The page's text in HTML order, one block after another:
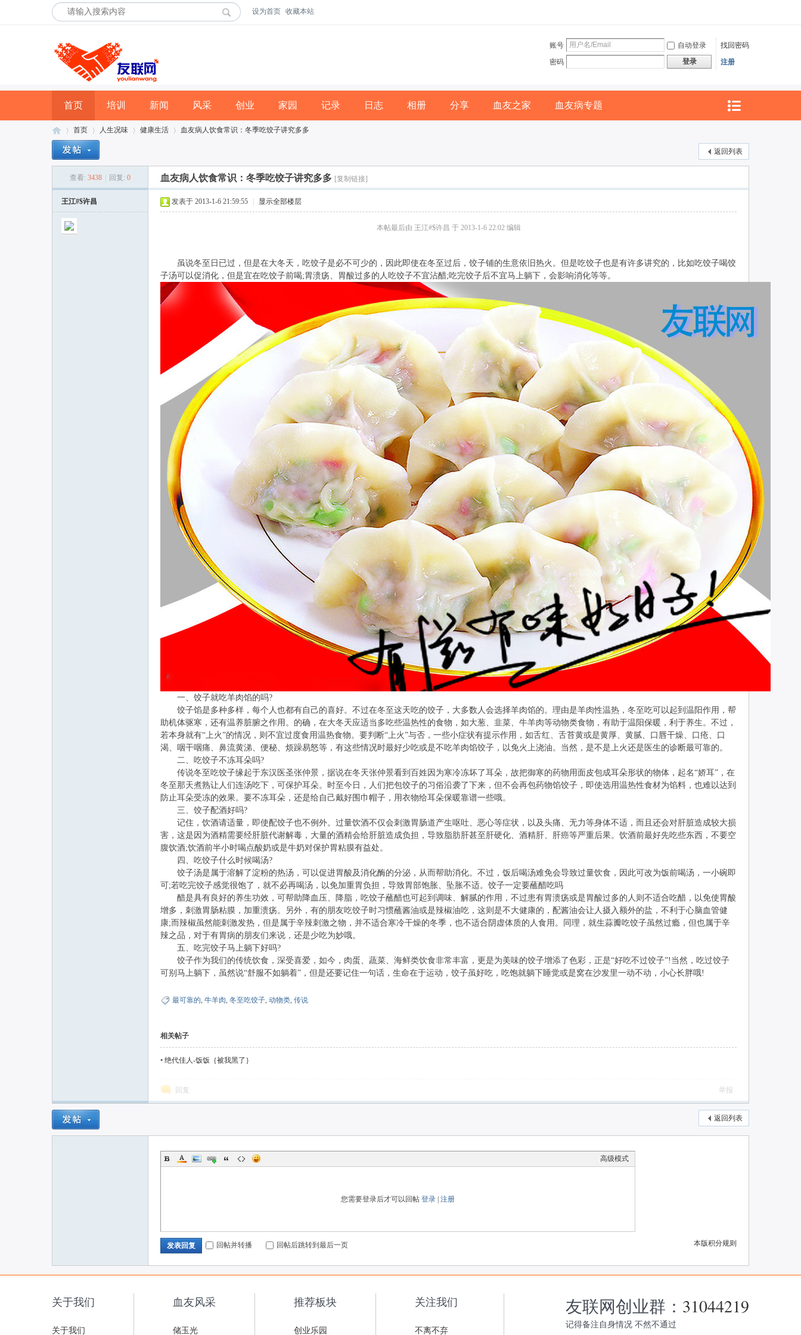
设为首页 收藏本站
账号 自动登录
找回密码
密码
登录 注册
首页 培训 新闻 风采 创业 家园 记录 日志 相册 分享 血友之家 血友病专题
首页
›
人生况味
›
健康生活
›
血友病人饮食常识：冬季吃饺子讲究多多
返回列表
查看: 3438 回复: 0 血友病人饮食常识：冬季吃饺子讲究多多 [复制链接]
王江#$许昌 发表于 2013-1-6 21:59:55 显示全部楼层
本帖最后由 王江#$许昌 于 2013-1-6 22:02 编辑
虽说冬至日已过，但是在大冬天，吃饺子是必不可少的，因此即使在冬至过后，饺子铺的生意依旧热火。但是吃饺子也是有许多讲究的，比如吃饺子喝饺
子汤可以促消化，但是宜在吃饺子前喝;胃溃疡、胃酸过多的人吃饺子不宜沾醋;吃完饺子后不宜马上躺下，会影响消化等等。
一、饺子就吃羊肉馅的吗?
饺子馅是多种多样，每个人也都有自己的喜好。不过在冬至这天吃的饺子，大多数人会选择羊肉馅的。理由是羊肉性温热，冬至吃可以起到温阳作用，帮
助机体驱寒，还有温养脏腑之作用。的确，在大冬天应适当多吃些温热性的食物，如大葱、韭菜、牛羊肉等动物类食物，有助于温阳保暖，利于养生。不过，
若本身就有“上火”的情况，则不宜过度食用温热食物。要判断“上火”与否，一些小症状有提示作用，如舌红、舌苔黄或是黄厚、黄腻、口唇干燥、口疮、口
渴、咽干咽痛、鼻流黄涕、便秘、烦躁易怒等，有这些情况时最好少吃或是不吃羊肉馅饺子，以免火上浇油。当然，是不是上火还是医生的诊断最可靠的。
二、吃饺子不冻耳朵吗?
传说冬至吃饺子缘起于东汉医圣张仲景，据说在冬天张仲景看到百姓因为寒冷冻坏了耳朵，故把御寒的药物用面皮包成耳朵形状的物体，起名“娇耳”，在
冬至那天煮熟让人们连汤吃下，可保护耳朵。时至今日，人们把包饺子的习俗沿袭了下来，但不会再包药物馅饺子，即使选用温热性食材为馅料，也难以达到
防止耳朵受冻的效果。要不冻耳朵，还是给自己戴好围巾帽子，用衣物给耳朵保暖靠谱一些哦。
三、饺子配酒好吗?
记住，饮酒请适量，即使配饺子也不例外。过量饮酒不仅会刺激胃肠道产生呕吐、恶心等症状，以及头痛、无力等身体不适，而且还会对肝脏造成较大损
害，这是因为酒精需要经肝脏代谢解毒，大量的酒精会给肝脏造成负担，导致脂肪肝甚至肝硬化、酒精肝、肝癌等严重后果。饮酒前最好先吃些东西，不要空
腹饮酒;饮酒前半小时喝点酸奶或是牛奶对保护胃粘膜有益处。
四、吃饺子什么时候喝汤?
饺子汤是属于溶解了淀粉的热汤，可以促进胃酸及消化酶的分泌，从而帮助消化。不过，饭后喝汤难免会导致过量饮食，因此可改为饭前喝汤，一小碗即
可;若吃完饺子感觉很饱了，就不必再喝汤，以免加重胃负担，导致胃部饱胀、坠胀不适。饺子一定要蘸醋吃吗
醋是具有良好的养生功效，可帮助降血压、降脂，吃饺子蘸醋也可起到调味、解腻的作用，不过患有胃溃疡或是胃酸过多的人则不适合吃醋，以免使胃酸
增多，刺激胃肠粘膜，加重溃疡。另外，有的朋友吃饺子时习惯蘸酱油或是辣椒油吃，这则是不大健康的，配酱油会让人摄入额外的盐，不利于心脑血管健
康;而辣椒虽然能刺激发热，但是属于辛辣刺激之物，并不适合寒冷干燥的冬季，也不适合阴虚体质的人食用。同理，就生蒜瓣吃饺子虽然过瘾，但也属于辛
辣之品，对于有胃病的朋友们来说，还是少吃为妙哦。
五、吃完饺子马上躺下好吗?
饺子作为我们的传统饮食，深受喜爱，如今，肉蛋、蔬菜、海鲜类饮食非常丰富，更是为美味的饺子增添了色彩，正是“好吃不过饺子”!当然，吃过饺子
可别马上躺下，虽然说“舒服不如躺着”，但是还要记住一句话，生命在于运动，饺子虽好吃，吃饱就躺下睡觉或是窝在沙发里一动不动，小心长胖哦!
最可靠的, 牛羊肉, 冬至吃饺子, 动物类, 传说
相关帖子
• 绝代佳人-饭饭｛被我黑了｝
回复 举报
返回列表
高级模式
您需要登录后才可以回帖 登录 注册
本版积分规则
发表回复 回帖并转播 回帖后跳转到最后一页
关于我们
关于我们
血友风采
储玉光
推荐板块
创业乐园
关注我们
不离不弃
友联网创业群： 31044219
记得备注自身情况 不然不通过